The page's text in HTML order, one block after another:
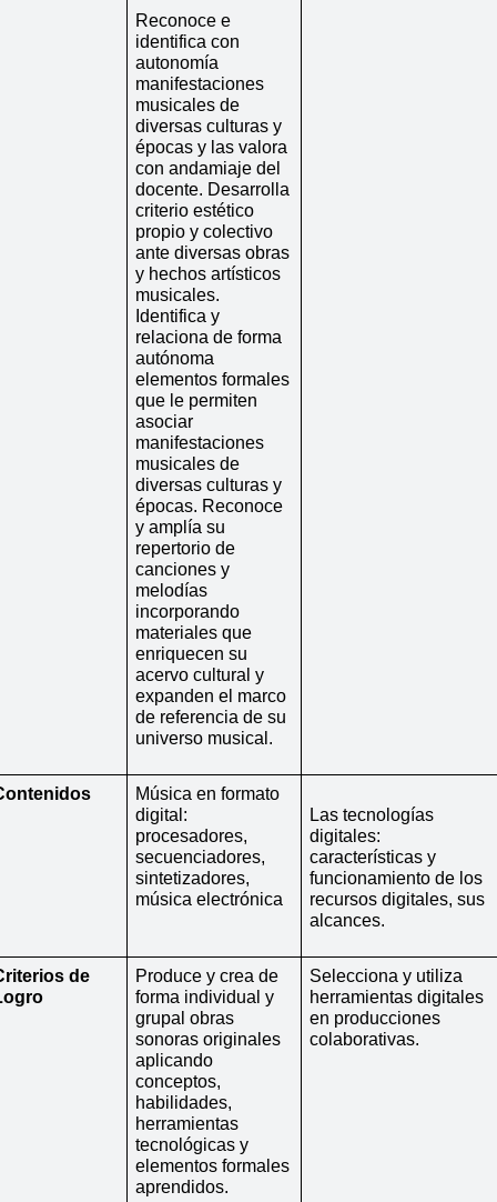
Reconoce e
identifica con
autonomía
manifestaciones
musicales de
diversas culturas y
épocas y las valora
con andamiaje del
docente. Desarrolla
criterio estético
propio y colectivo
ante diversas obras
y hechos artísticos
musicales.
Identifica y
relaciona de forma
autónoma
elementos formales
que le permiten
asociar
manifestaciones
musicales de
diversas culturas y
épocas. Reconoce
y amplía su
repertorio de
canciones y
melodías
incorporando
materiales que
enriquecen su
acervo cultural y
expanden el marco
de referencia de su
universo musical.
Música en formato
digital:
procesadores,
secuenciadores,
sintetizadores,
música electrónica
Las tecnologías
digitales:
características y
funcionamiento de los
recursos digitales, sus
alcances.
de
Produce y crea de
forma individual y
grupal obras
sonoras originales
aplicando
conceptos,
habilidades,
herramientas
tecnológicas y
elementos formales
aprendidos.
Selecciona y utiliza
herramientas digitales
en producciones
colaborativas.